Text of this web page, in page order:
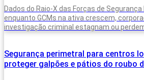
Dados do Raio-X das Forças de
enquanto GCMs na ativa crescem,
investigação criminal estagnam ou
Segurança perimetral para centros
proteger galpões e pátios do roubo